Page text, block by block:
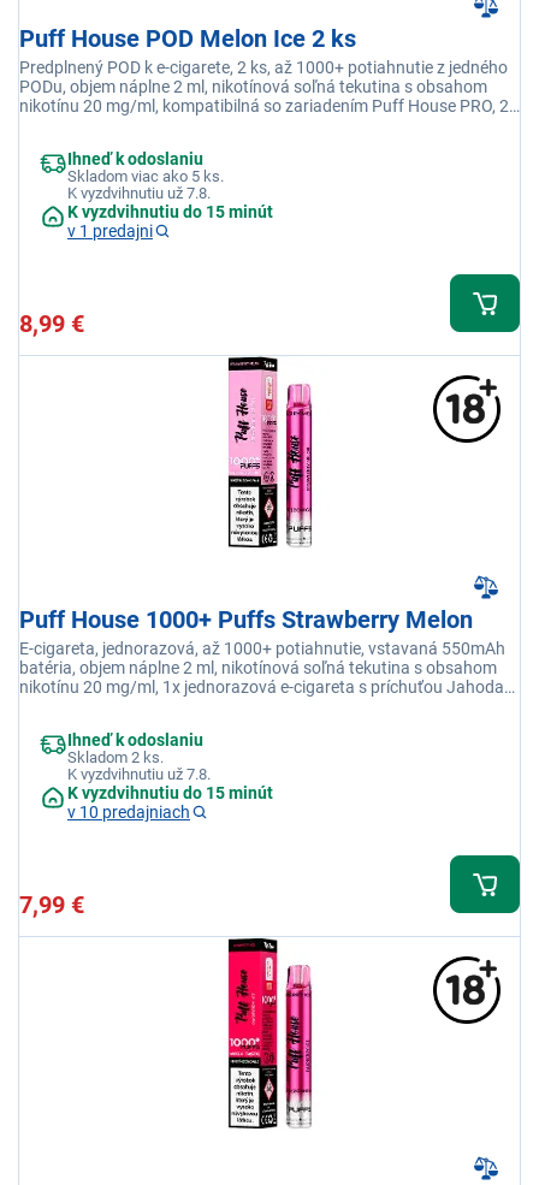
Puff House POD Melon Ice 2 ks
Predplnený POD k e-cigarete, 2 ks, až 1000+ potiahnutie z jedného
PODu, objem náplne 2 ml, nikotínová soľná tekutina s obsahom
nikotínu 20 mg/ml, kompatibilná so zariadením Puff House PRO, 2x
Ihneď k odoslaniu
Skladom viac ako 5 ks.
K vyzdvihnutiu už 7.8.
K vyzdvihnutiu do 15 minút
v 1 predajni
8,99 €
Puff House 1000+ Puffs Strawberry Melon
E-cigareta, jednorazová, až 1000+ potiahnutie, vstavaná 550mAh
batéria, objem náplne 2 ml, nikotínová soľná tekutina s obsahom
nikotínu 20 mg/ml, 1x jednorazová e-cigareta s príchuťou Jahoda
Ihneď k odoslaniu
Skladom 2 ks.
K vyzdvihnutiu už 7.8.
K vyzdvihnutiu do 15 minút
v 10 predajniach
7,99 €